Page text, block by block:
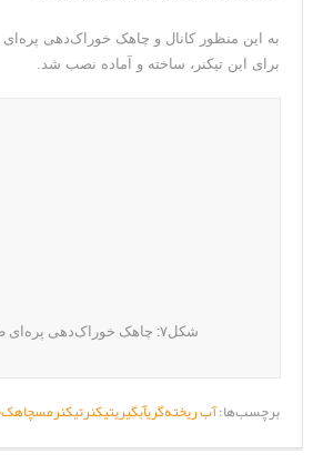
به این منظور کانال و چاهک خوراک‌دهی
برای این تیکنر، ساخته و آماده نصب شد.
شکل۷: چاهک خوراک‌دهی پره‌ای طرح کاشیگر
برچسب‌ها:آب ریخته‌گریآبگیریتیکنرتیکنرمس